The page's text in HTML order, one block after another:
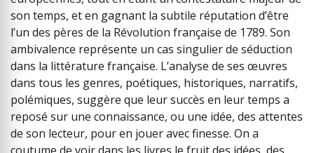
son temps, et en gagnant la subtile réputation d’être
l’un des pères de la Révolution française de 1789. Son
ambivalence représente un cas singulier de séduction
dans la littérature française. L’analyse de ses œuvres
dans tous les genres, poétiques, historiques, narratifs,
polémiques, suggère que leur succès en leur temps a
reposé sur une connaissance, ou une idée, des attentes
de son lecteur, pour en jouer avec finesse. On a